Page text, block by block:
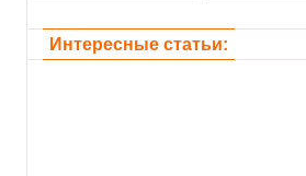
Интересные статьи: